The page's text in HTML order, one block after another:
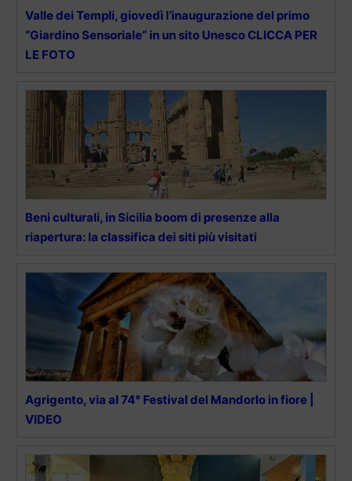
Valle dei Templi, giovedì l’inaugurazione del primo
“Giardino Sensoriale” in un sito Unesco CLICCA PER
LE FOTO
Beni culturali, in Sicilia boom di presenze alla
riapertura: la classifica dei siti più visitati
Agrigento, via al 74° Festival del Mandorlo in fiore |
VIDEO